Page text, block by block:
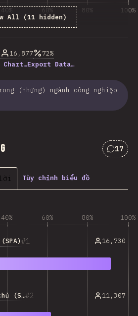
All (11 hidden)
40% 60% 80% 100%
16,877
72%
Chart…Export Data…
(những) ngành công nghiệp
Nhận
17
Tùy chỉnh biểu đồ
40% 60% 80% 100%
1 16,730
2
Hiển thị phía máy chủ (SSR) 11,307